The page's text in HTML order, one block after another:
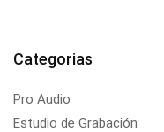
Categorias
Pro Audio
Estudio de Grabación